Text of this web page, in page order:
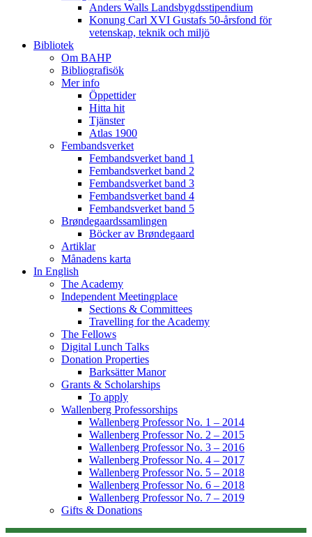
Anders Walls Landsbygdsstipendium
Konung Carl XVI Gustafs 50-årsfond för
vetenskap, teknik och miljö
Bibliotek
Om BAHP
Bibliografisök
Mer info
Öppettider
Hitta hit
Tjänster
Atlas 1900
Fembandsverket
Fembandsverket band 1
Fembandsverket band 2
Fembandsverket band 3
Fembandsverket band 4
Fembandsverket band 5
Brøndegaardssamlingen
Böcker av Brøndegaard
Artiklar
Månadens karta
In English
The Academy
Independent Meetingplace
Sections & Committees
Travelling for the Academy
The Fellows
Digital Lunch Talks
Donation Properties
Barksätter Manor
Grants & Scholarships
To apply
Wallenberg Professorships
Wallenberg Professor No. 1 – 2014
Wallenberg Professor No. 2 – 2015
Wallenberg Professor No. 3 – 2016
Wallenberg Professor No. 4 – 2017
Wallenberg Professor No. 5 – 2018
Wallenberg Professor No. 6 – 2018
Wallenberg Professor No. 7 – 2019
Gifts & Donations